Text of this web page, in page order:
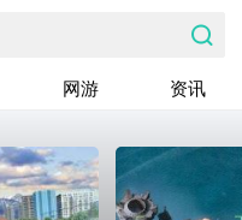
网游 资讯